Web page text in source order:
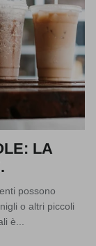
LA
possono
o altri piccoli
è...